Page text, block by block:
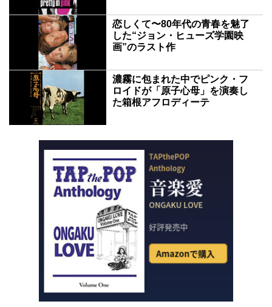
恋しくて〜80年代の青春を魅了
した“ジョン・ヒューズ学園映
画”のラスト作
濃霧に包まれた中でピンク・フ
ロイドが「原子心母」を演奏し
た箱根アフロディーテ